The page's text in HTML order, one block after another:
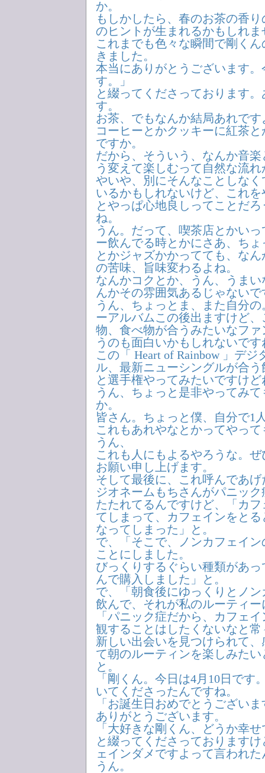
か。
もしかしたら、春のお茶の香
のヒントが生まれるかもしれま
これまでも色々な瞬間で剛く
きました。
本当にありがとうございます
す。」
と綴ってくださっております
す。
お茶、でもなんか結局あれで
コーヒーとかクッキーに紅茶
ですか。
だから、そういう、なんか音
う変えて楽しむって自然な流
やいや、別にそんなことしな
いるかもしれないけど、これ
とやっぱ心地良しってことだ
ね。
うん。だって、喫茶店とかい
ー飲んでる時とかにさあ、ち
とかジャズかかってても、な
の苦味、旨味変わるよね。
なんかコクとか、うん、うま
んかその雰囲気あるじゃないで
うん、ちょっとま、また自分
ーアルバムこの後出ますけど
物、食べ物が合うみたいなフ
うのも面白いかもしれないです
この「 Heart of Rainbow 」デ
ル、最新ニューシングルが合
と選手権やってみたいですけど
うん、ちょっと是非やってみ
か。
皆さん。ちょっと僕、自分で1
これもあれやなとかってやっ
うん、
これも人にもよるやろうな。
お願い申し上げます。
そして最後に、これ呼んであ
ジオネームもちさんがパニッ
たたれてるんですけど、「カ
てしまって、カフェインをと
なってしまった」と。
で、「そこで、ノンカフェイ
ことにしました。
びっくりするぐらい種類があ
んで購入しました」と。
で、「朝食後にゆっくりとノ
飲んで、それが私のルーティ
「パニック症だから、カフェ
観することはしたくないなと
新しい出会いを見つけられて
て朝のルーティンを楽しみた
と。
「剛くん。今日は4月10日です
いてくださったんですね。
「お誕生日おめでとうござい
ありがとうございます。
「大好きな剛くん、どうか幸
と綴ってくださっております
ェインダメですよって言われ
うん。